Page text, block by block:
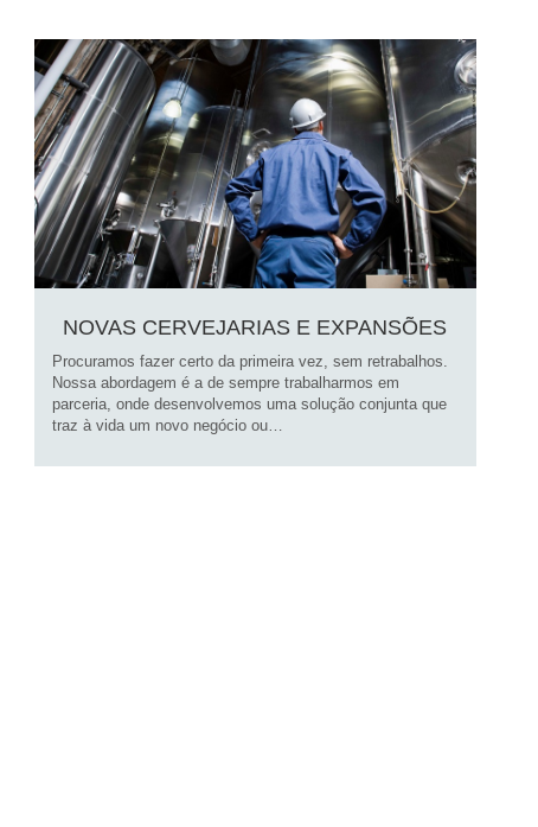
NOVAS CERVEJARIAS E EXPANSÕES
Procuramos fazer certo da primeira vez, sem retrabalhos.
Nossa abordagem é a de sempre trabalharmos em
parceria, onde desenvolvemos uma solução conjunta que
traz à vida um novo negócio ou…